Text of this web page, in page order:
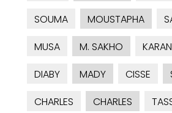
SOUMA MOUSTAPHA
MUSA
M. SAKHO KARAN
DIABY
MADY CISSE
CHARLES
CHARLES